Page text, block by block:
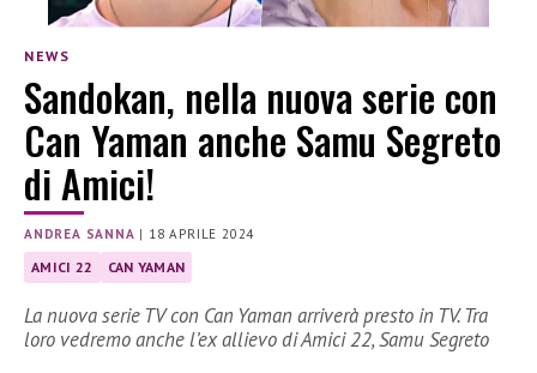
NEWS
Sandokan, nella nuova serie con
Can Yaman anche Samu Segreto
di Amici!
ANDREA SANNA | 18 APRILE 2024
AMICI 22 CAN YAMAN
La nuova serie TV con Can Yaman arriverà presto in TV. Tra
loro vedremo anche l’ex allievo di Amici 22, Samu Segreto